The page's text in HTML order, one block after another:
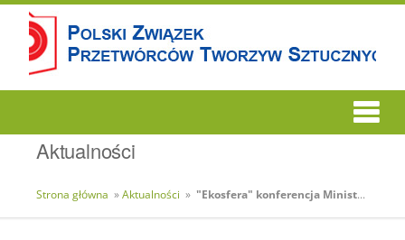
Aktualności
Strona główna »Aktualności » "Ekosfera" konferencja Ministerstwa Środowiska i wystąpienie PZPTS